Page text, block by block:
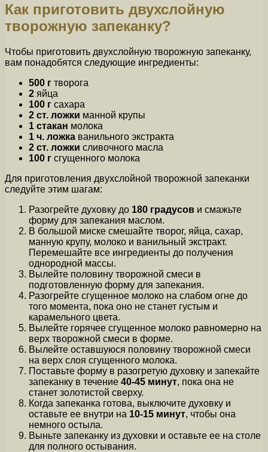
Как приготовить двухслойную
творожную запеканку?
Чтобы приготовить двухслойную творожную запеканку,
вам понадобятся следующие ингредиенты:
500 г творога
2 яйца
100 г сахара
2 ст. ложки манной крупы
1 стакан молока
1 ч. ложка ванильного экстракта
2 ст. ложки сливочного масла
100 г сгущенного молока
Для приготовления двухслойной творожной запеканки
следуйте этим шагам:
Разогрейте духовку до 180 градусов и смажьте
форму для запекания маслом.
В большой миске смешайте творог, яйца, сахар,
манную крупу, молоко и ванильный экстракт.
Перемешайте все ингредиенты до получения
однородной массы.
Вылейте половину творожной смеси в
подготовленную форму для запекания.
Разогрейте сгущенное молоко на слабом огне до
того момента, пока оно не станет густым и
карамельного цвета.
Вылейте горячее сгущенное молоко равномерно на
верх творожной смеси в форме.
Вылейте оставшуюся половину творожной смеси
на верх слоя сгущенного молока.
Поставьте форму в разогретую духовку и запекайте
запеканку в течение 40-45 минут, пока она не
станет золотистой сверху.
Когда запеканка готова, выключите духовку и
оставьте ее внутри на 10-15 минут, чтобы она
немного остыла.
Выньте запеканку из духовки и оставьте ее на столе
для полного остывания.